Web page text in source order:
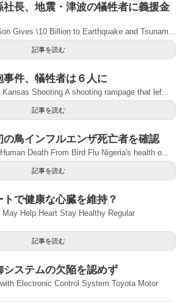
社長、地震・津波の犠牲者に義援金
Gives \10 Billion to Earthquake and Tsunam...
記事を読む
事件、犠牲者は６人に
Shooting A shooting rampage that lef...
記事を読む
鳥インフルエンザ死亡者を確認
Death From Bird Flu Nigeria's health o...
記事を読む
で健康な心臓を維持？
Help Heart Stay Healthy Regular
記事を読む
システムの欠陥を認めず
Electronic Control System Toyota Motor